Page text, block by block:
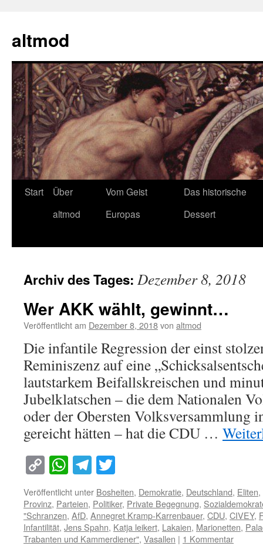
springen
altmod
Start
Über
altmod
Vom Geist
Europas
Das historische
Dessert
Archiv des Tages: Dezember 8, 2018
Wer AKK wählt, gewinnt…
Veröffentlicht am Dezember 8, 2018von altmod
Die infantile Regression der einst
Reminiszenz auf eine
lautstarkem Beifallskreischen und
Jubelklatschen – die dem Nationalen
oder der Obersten Volksversammlung
gereicht hätten – hat die CDU …
Copy
Link
WhatsApp
Telegram
Veröffentlicht unter Bosheiten, Demokratie, Deutschland, Eliten,
Provinz, Parteien, Politiker, Private Begegnung,
"Schranzen, AfD, Annegret Kramp-Karrenbauer, CDU, CIVEY,
Infantilität, Jens Spahn, Katja leikert, Lakaien, Marionetten,
Trabanten und Kammerdiener", Vasallen | 1 Kommentar